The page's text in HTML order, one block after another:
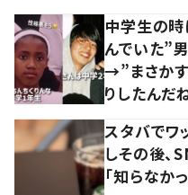
中学生の
んでいた”
→”まさか
りしたんだ
スタバでワ
しその後、
「知らなか